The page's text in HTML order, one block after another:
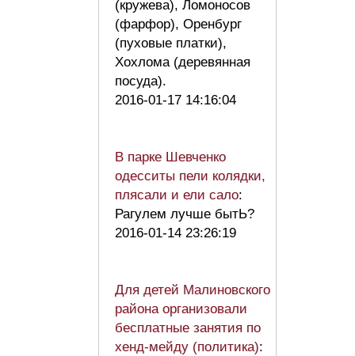
(кружева), Ломоносов
(фарфор), Оренбург
(пуховые платки),
Хохлома (деревянная
посуда).
2016-01-17 14:16:04
В парке Шевченко
одесситы пели колядки,
плясали и ели сало:
Рагулем лучше бытЬ?
2016-01-14 23:26:19
Для детей Малиновского
района организовали
бесплатные занятия по
хенд-мейду (политика):